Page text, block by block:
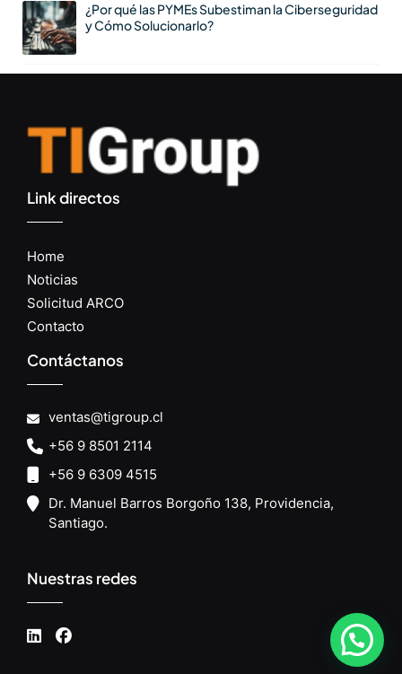
¿Por qué las PYMEs Subestiman la Ciberseguridad
y Cómo Solucionarlo?
Link directos
Home
Noticias
Solicitud ARCO
Contacto
Contáctanos
ventas@tigroup.cl
+56 9 8501 2114
+56 9 6309 4515
Dr. Manuel Barros Borgoño 138, Providencia,
Santiago.
Nuestras redes